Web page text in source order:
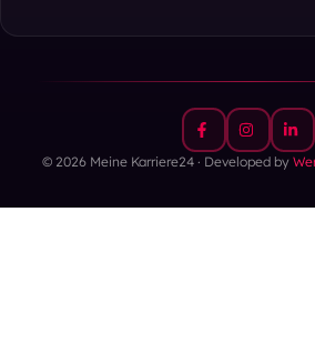
© 2026 Meine Karriere24 · Developed by